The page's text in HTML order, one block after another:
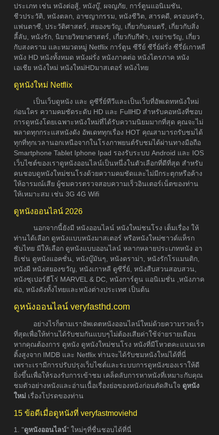
ประเภท เช่น หนังต่อสู้, หนังบู๊, ผจญภัย, การ์ตูนแอนิเมชัน,
ชีวประวัติ, หนังตลก, อาชญากรรม, หนังชีวิต, สารคดี, ครอบครัว,
แฟนตาซี, ประวัติศาสตร์, สยองขวัญ, เกี่ยวกับดนตรี, เกี่ยวกับสิ่ง
ลี้ลับ, หนังรัก, นิยายวิทยาศาสตร์, เกี่ยวกับกีฬา, เขย่าขวัญ, เกี่ยว
กับสงคราม และหมวดหมู่ Netflix การ์ตูน ซีรีย์ ซีรี่ย์ฝรั่ง ซีรี่ย์เกาหลี
หนัง HD หนังทั้งหมด หนังฝรั่ง หนังภาคต่อ หนังไตรภาค หนัง
เอเชีย หนังใหม่ หนังใหม่HDมาสเตอร์ หนังไทย
ดูหนังใหม่ Netflix
เป็นเว็บดูหนัง และ ดูซีรี่ย์ทีวีและเป็นเว็บที่อัพเดทหนังใหม่
ก่อนใคร ความคมชัดระดับ HD และ FullHD สำหรับคอหนังที่ชอบ
การดูหนังโดยเฉพาะหนังใหม่ที่ได้รับความนิยมมากที่สุด คุณจะไม่
พลาดทุกกระแสหนังดัง อัพเดททุกเรื่อง HOT คุณสามารถรับชมได้
ทุกที่ทุกเวลานอกเหนือจากในโรงภาพยนต์รับชมได้ผ่านทางมือถือ
Smartphone Tablet Iphone Ipad รองรับระบบ Android และ IOS
เว็บไซต์ของเราดูหนังออนไลน์เป็นหนึ่งในตัวเลือกที่ดีที่สุด สำหรับ
คนชอบดูหนังใหม่ชนโรงด้วยความคมชัดและไม่มีกระตุกหรือค้าง
ให้อารมณ์เสีย ผู้ชมควรตรวจสอบความเร็วอินเตอร์เน็ตของท่าน
ให้เหมาะสม เช่น 3G 4G Wifi
ดูหนังออนไลน์ 2026
นอกจากนี้ยังมี หนังออนไลน์ หนังใหม่ชนโรง เต็มเรื่อง ให้
ท่านได้เลือก ดูหนังแบบหนังมาสเตอร์ หรือหนังใหม่ซาวด์แท็รก
ซับไทย มีให้เลือก ดูหนังแบบออนไลน์ หลากหลายประเภทหนัง อา
ธิเช่น ดูหนังแอคชั่น, หนังบู๊มันๆ, หนังดราม่า, หนังรักโรแมนติก,
หนังผี หนังสยองขวัญ, หนังเกาหลี ดูซีรี่ย์, หนังสืบสวนสอบสวน,
หนังซุเปอร์ฮีโร่ MARVEL & DC, หนังการ์ตูน แอนิเมชั่น ,หนังภาค
ต่อ, หนังดังทั้งไทยและหนังต่างประเทศ เป็นต้น
ดูหนังออนไลน์ veryfasthd.com
อย่างไรก็ตามเราอัพเดตหนังออนไลน์ใหม่ด้วยความรวดเร็ว
ที่สุดเพื่อให้ท่านได้รับชมกันแบบๆไม่ต้องเสียค่าใช้จ่ายรายเดือน
หากคุณต้องการ ดูหนัง ดูหนังใหม่ชนโรง หนังที่มีโหวตคะแนนเรต
ติ้งสูงจาก IMDB และ Netflix ท่านจะได้รับชมหนังใหม่ได้ที่นี่
เพราะเรามีการปรับปรุงเว็บไซต์และระบบการดูหนังของเราให้ดี
ยิ่งขึ้นเพื่อให้รองรับการเข้าชม เคล็ดลับการหาหนังที่เหมาะกับคุณ
ชมตัวอย่างหนังและอ่านเนื้อเรื่องย่อของหนังก่อนตัดสินใจ ดูหนัง
ใหม่ เรื่องโปรดของท่าน
15 ข้อดีเมื่อดูหนังที่ veryfastmoviehd
1. "ดูหนังออนไลน์" ใหม่ๆที่ชื่นชอบได้ที่นี่